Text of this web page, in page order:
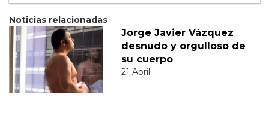
Noticias relacionadas
Jorge Javier Vázquez
desnudo y orgulloso de
su cuerpo
21 Abril